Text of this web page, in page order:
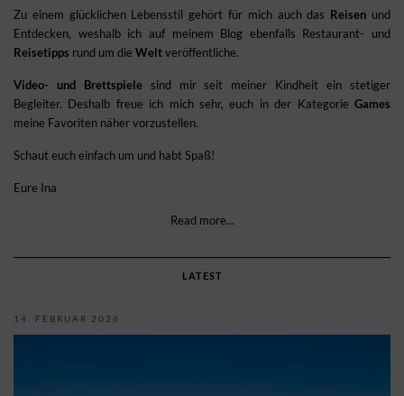
Zu einem glücklichen Lebensstil gehört für mich auch das Reisen und
Entdecken, weshalb ich auf meinem Blog ebenfalls Restaurant- und
Reisetipps rund um die Weltveröffentliche.
Video- und Brettspielesind mir seit meiner Kindheit ein stetiger
Begleiter. Deshalb freue ich mich sehr, euch in der Kategorie Games
meine Favoriten näher vorzustellen.
Schaut euch einfach um und habt Spaß!
Eure Ina
Read more...
LATEST
14. FEBRUAR 2026